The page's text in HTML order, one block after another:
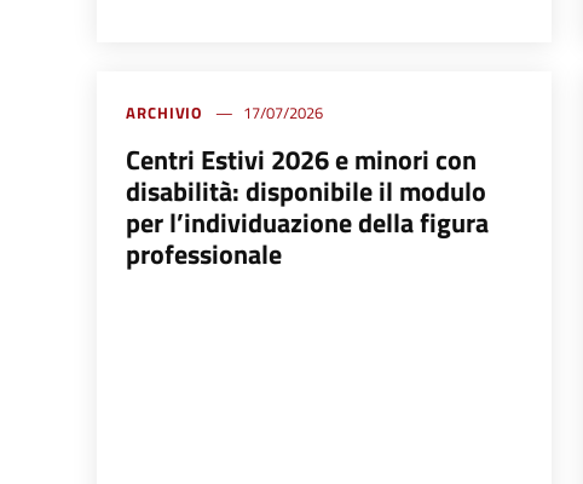
ARCHIVIO 17/07/2026
Centri Estivi 2026 e minori con
disabilità: disponibile il modulo
per l’individuazione della figura
professionale